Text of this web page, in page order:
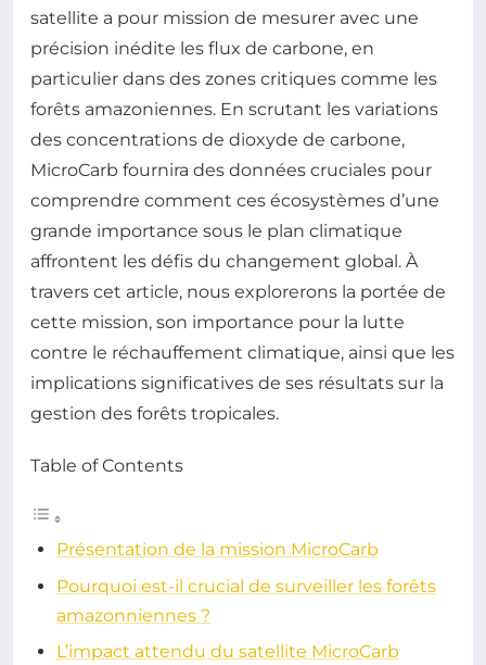
satellite a pour mission de mesurer avec une
précision inédite les flux de carbone, en
particulier dans des zones critiques comme les
forêts amazoniennes. En scrutant les variations
des concentrations de dioxyde de carbone,
MicroCarb fournira des données cruciales pour
comprendre comment ces écosystèmes d’une
grande importance sous le plan climatique
affrontent les défis du changement global. À
travers cet article, nous explorerons la portée de
cette mission, son importance pour la lutte
contre le réchauffement climatique, ainsi que les
implications significatives de ses résultats sur la
gestion des forêts tropicales.
Table of Contents
Présentation de la mission MicroCarb
Pourquoi est-il crucial de surveiller les forêts
amazonniennes ?
L’impact attendu du satellite MicroCarb